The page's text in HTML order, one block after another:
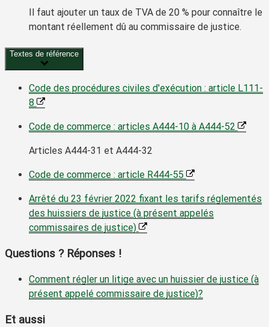
Il faut ajouter un taux de TVA de 20 % pour connaître le
montant réellement dû au commissaire de justice.
Textes de référence
Code des procédures civiles d'exécution : article L111-
8
Code de commerce : articles A444-10 à A444-52
Articles A444-31 et A444-32
Code de commerce : article R444-55
Arrêté du 23 février 2022 fixant les tarifs réglementés
des huissiers de justice (à présent appelés
commissaires de justice)
Questions ? Réponses !
Comment régler un litige avec un huissier de justice (à
présent appelé commissaire de justice)?
Et aussi